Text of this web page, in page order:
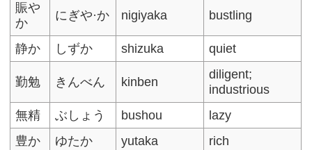
賑や
か
にぎや·か nigiyaka bustling
静か しずか shizuka quiet
勤勉 きんべん kinben
diligent;
industrious
無精
ぶしょう bushou
lazy
豊か
ゆたか yutaka
rich